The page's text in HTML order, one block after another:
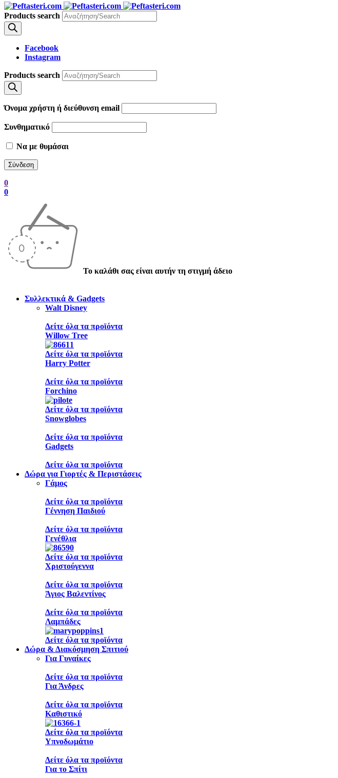
Products search
Facebook
Instagram
Products search
Όνομα χρήστη ή διεύθυνση email
Συνθηματικό
Να με θυμάσαι
0
0
Το καλάθι σας είναι αυτήν τη στιγμή άδειο
Συλλεκτικά & Gadgets
Walt Disney
Δείτε όλα τα προϊόντα
Willow Tree
Δείτε όλα τα προϊόντα
Harry Potter
Δείτε όλα τα προϊόντα
Forchino
Δείτε όλα τα προϊόντα
Snowglobes
Δείτε όλα τα προϊόντα
Gadgets
Δείτε όλα τα προϊόντα
Δώρα για Γιορτές & Περιστάσεις
Γάμος
Δείτε όλα τα προϊόντα
Γέννηση Παιδιού
Δείτε όλα τα προϊόντα
Γενέθλια
Δείτε όλα τα προϊόντα
Χριστούγεννα
Δείτε όλα τα προϊόντα
Άγιος Βαλεντίνος
Δείτε όλα τα προϊόντα
Λαμπάδες
Δείτε όλα τα προϊόντα
Δώρα & Διακόσμηση Σπιτιού
Για Γυναίκες
Δείτε όλα τα προϊόντα
Για Άνδρες
Δείτε όλα τα προϊόντα
Καθιστικό
Δείτε όλα τα προϊόντα
Υπνοδωμάτιο
Δείτε όλα τα προϊόντα
Για το Σπίτι